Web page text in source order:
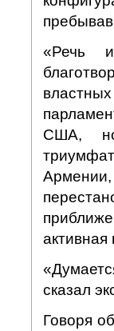
«Речь
США,
сказал
Говоря